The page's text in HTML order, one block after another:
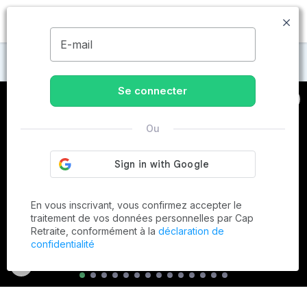
MENU
Maisons de retraite à Gattières
E-mail
Se connecter
Ou
En vous inscrivant, vous confirmez accepter le
traitement de vos données personnelles par Cap
Retraite, conformément à la déclaration de
confidentialité